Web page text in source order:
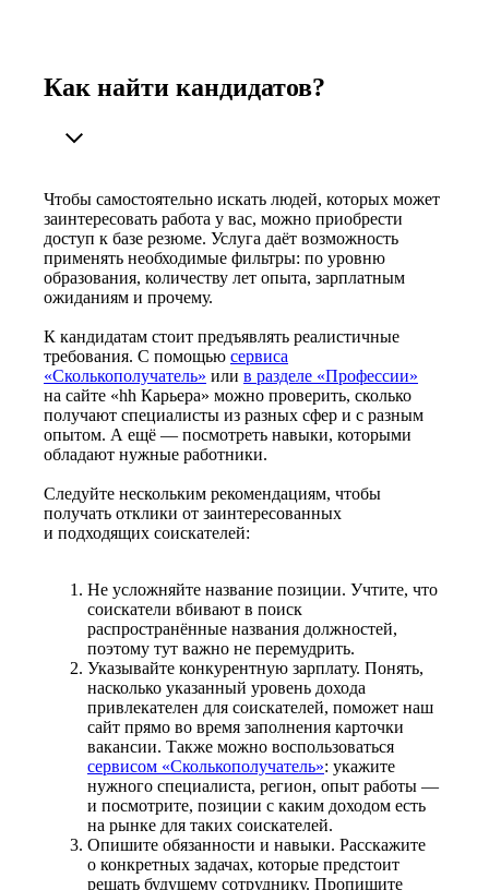
Как найти кандидатов?
Чтобы самостоятельно искать людей, которых может
заинтересовать работа у вас, можно приобрести
доступ к базе резюме. Услуга даёт возможность
применять необходимые фильтры: по уровню
образования, количеству лет опыта, зарплатным
ожиданиям и прочему.
К кандидатам стоит предъявлять реалистичные
требования. С помощью сервиса
«Сколькополучатель» или в разделе «Профессии»
на сайте «hh Карьера» можно проверить, сколько
получают специалисты из разных сфер и с разным
опытом. А ещё — посмотреть навыки, которыми
обладают нужные работники.
Следуйте нескольким рекомендациям, чтобы
получать отклики от заинтересованных
и подходящих соискателей:
Не усложняйте название позиции. Учтите, что
соискатели вбивают в поиск
распространённые названия должностей,
поэтому тут важно не перемудрить.
Указывайте конкурентную зарплату. Понять,
насколько указанный уровень дохода
привлекателен для соискателей, поможет наш
сайт прямо во время заполнения карточки
вакансии. Также можно воспользоваться
сервисом «Сколькополучатель»: укажите
нужного специалиста, регион, опыт работы —
и посмотрите, позиции с каким доходом есть
на рынке для таких соискателей.
Опишите обязанности и навыки. Расскажите
о конкретных задачах, которые предстоит
решать будущему сотруднику. Пропишите